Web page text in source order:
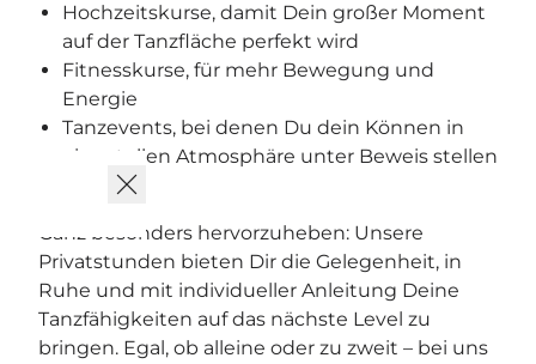
Hochzeitskurse, damit Dein großer Moment
auf der Tanzfläche perfekt wird
Fitnesskurse, für mehr Bewegung und
Energie
Tanzevents, bei denen Du dein Können in
einer tollen Atmosphäre unter Beweis stellen
kannst
Ganz besonders hervorzuheben: Unsere
Privatstunden bieten Dir die Gelegenheit, in
Ruhe und mit individueller Anleitung Deine
Tanzfähigkeiten auf das nächste Level zu
bringen. Egal, ob alleine oder zu zweit – bei uns